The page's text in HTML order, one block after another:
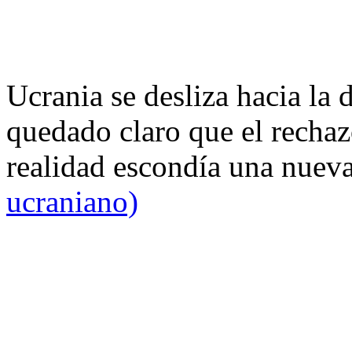
Ucrania se desliza hacia
quedado claro que el
realidad escondía una
ucraniano)